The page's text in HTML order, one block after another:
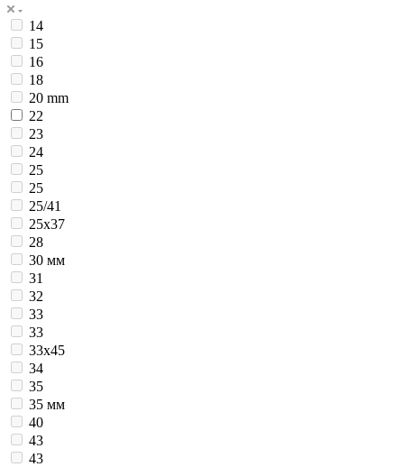
14
15
16
18
20 mm
22
23
24
25
25
25/41
25х37
28
30 мм
31
32
33
33
33х45
34
35
35 мм
40
43
43